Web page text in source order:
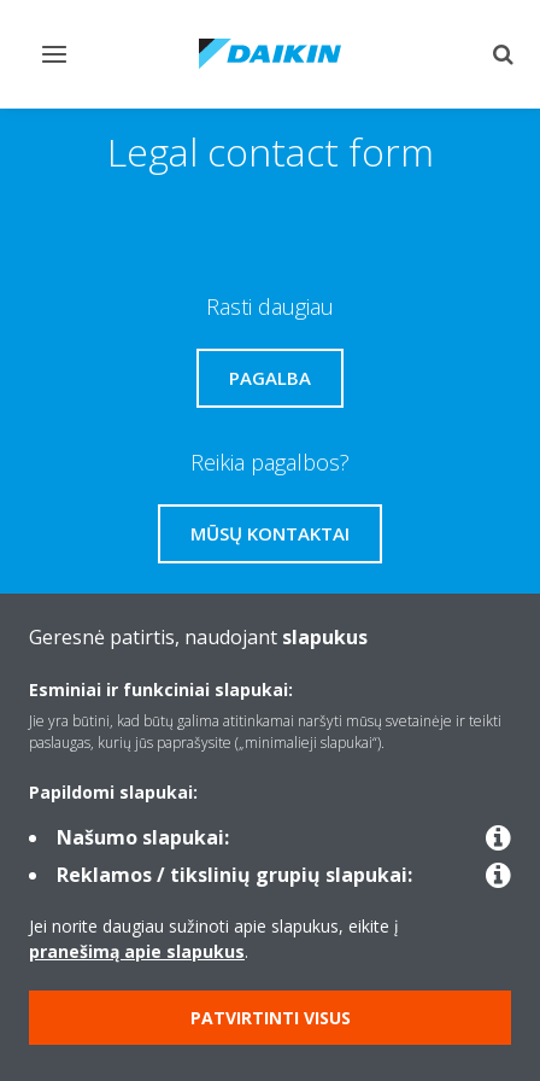
Perjungiamas
Legal contact form
Rasti daugiau
PAGALBA
Reikia pagalbos?
MŪSŲ KONTAKTAI
Apie Daikin
Kontaktas
Produktai
Copyright © Daikin
Geresnė patirtis, naudojant slapukus
Esminiai ir funkciniai slapukai:
Jie yra būtini, kad būtų galima atitinkamai naršyti mūsų svetainėje ir teikti
paslaugas, kurių jūs paprašysite („minimalieji slapukai“).
Papildomi slapukai:
Našumo slapukai:
Reklamos / tikslinių grupių slapukai:
Jei norite daugiau sužinoti apie slapukus, eikite į
pranešimą apie slapukus.
PATVIRTINTI VISUS